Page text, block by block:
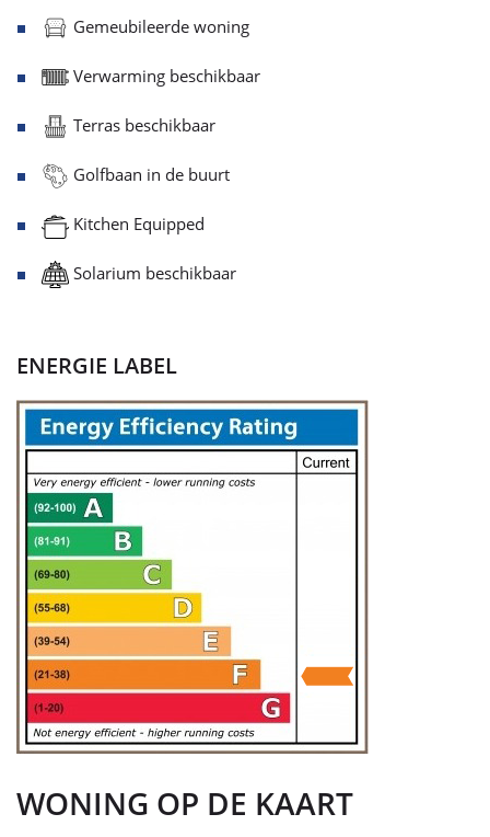
Gemeubileerde woning
Verwarming beschikbaar
Terras beschikbaar
Golfbaan in de buurt
Kitchen Equipped
Solarium beschikbaar
ENERGIE LABEL
WONING OP DE KAART